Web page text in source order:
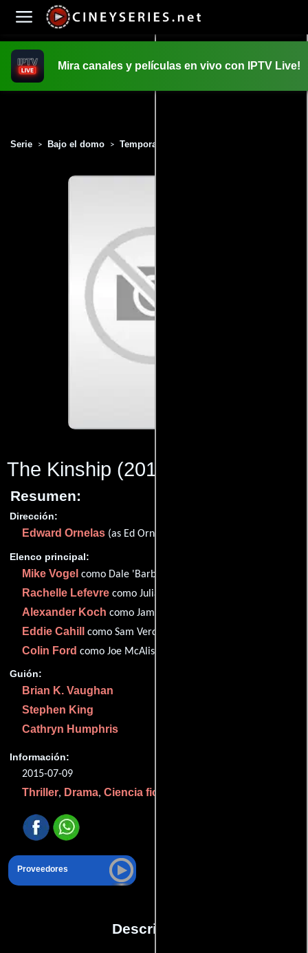
Mira canales y películas en vivo con IPTV Live!
Serie > Bajo el domo > Temporada 3
The Kinship (2015)
Resumen:
Dirección:
Edward Ornelas (as Ed Ornelas)
Elenco principal:
Mike Vogel como Dale 'Barbie' Barbara
Rachelle Lefevre como Julia Shumway
Alexander Koch como James 'Junior' Rennie
Eddie Cahill como Sam Verdreaux
Colin Ford como Joe McAlister
Guión:
Brian K. Vaughan
Stephen King
Cathryn Humphris
Información:
2015-07-09
Thriller, Drama, Ciencia ficción
Proveedores
Descripción